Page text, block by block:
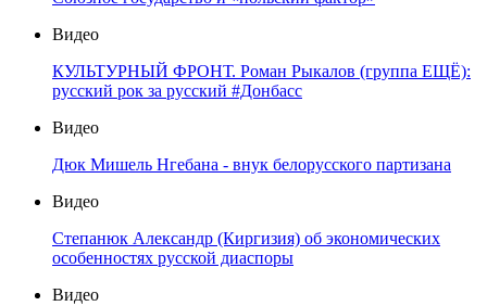
Видео
КУЛЬТУРНЫЙ ФРОНТ. Роман Рыкалов (группа ЕЩЁ):
русский рок за русский #Донбасс
Видео
Дюк Мишель Нгебана - внук белорусского партизана
Видео
Степанюк Александр (Киргизия) об экономических
особенностях русской диаспоры
Видео